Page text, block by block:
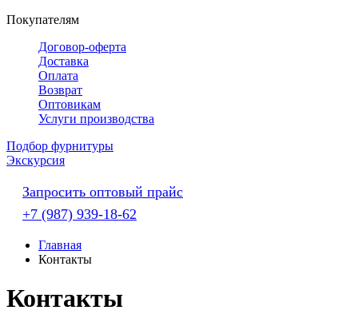
Покупателям
Договор-оферта
Доставка
Оплата
Возврат
Оптовикам
Услуги производства
Подбор фурнитуры
Экскурсия
Запросить оптовый прайс
+7 (987) 939-18-62
Главная
Контакты
Контакты